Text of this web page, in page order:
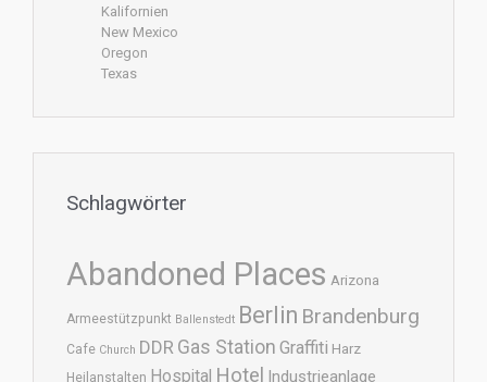
Kalifornien
New Mexico
Oregon
Texas
Schlagwörter
Abandoned Places Arizona
Armeestützpunkt Ballenstedt Berlin Brandenburg
Cafe Church DDR Gas Station Graffiti Harz
Heilanstalten Hospital Hotel Industrieanlage